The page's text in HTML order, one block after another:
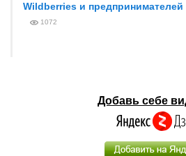
Wildberries и предпринимателей
1072
Добавь себе